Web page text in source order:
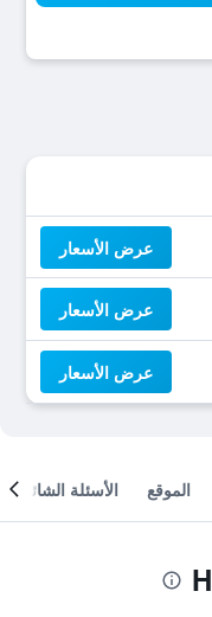
عرض الأسعار
عرض الأسعار
عرض الأسعار
الموقع الأسئلة الشائعة